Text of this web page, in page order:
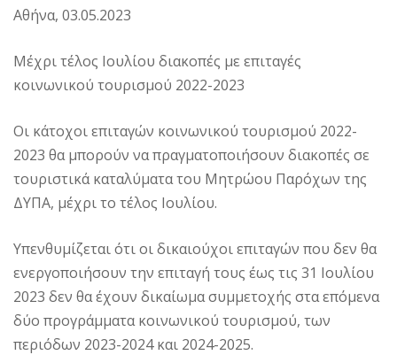
Αθήνα, 03.05.2023
Μέχρι τέλος Ιουλίου διακοπές με επιταγές
κοινωνικού τουρισμού 2022-2023
Οι κάτοχοι επιταγών κοινωνικού τουρισμού 2022-
2023 θα μπορούν να πραγματοποιήσουν διακοπές σε
τουριστικά καταλύματα του Μητρώου Παρόχων της
ΔΥΠΑ, μέχρι το τέλος Ιουλίου.
Υπενθυμίζεται ότι οι δικαιούχοι επιταγών που δεν θα
ενεργοποιήσουν την επιταγή τους έως τις 31 Ιουλίου
2023 δεν θα έχουν δικαίωμα συμμετοχής στα επόμενα
δύο προγράμματα κοινωνικού τουρισμού, των
περιόδων 2023-2024 και 2024-2025.